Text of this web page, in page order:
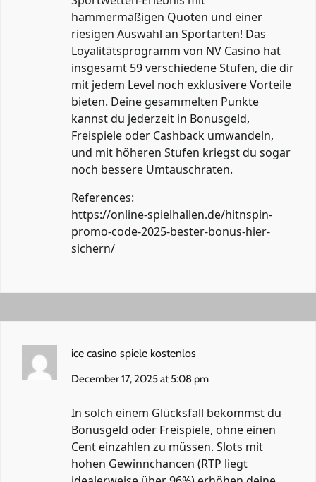
hammermäßigen Quoten und einer
riesigen Auswahl an Sportarten! Das
Loyalitätsprogramm von NV Casino hat
insgesamt 59 verschiedene Stufen, die dir
mit jedem Level noch exklusivere Vorteile
bieten. Deine gesammelten Punkte
kannst du jederzeit in Bonusgeld,
Freispiele oder Cashback umwandeln,
und mit höheren Stufen kriegst du sogar
noch bessere Umtauschraten.
References:
https://online-spielhallen.de/hitnspin-
promo-code-2025-bester-bonus-hier-
sichern/
ice casino spiele kostenlos
December 17, 2025 at 5:08 pm
In solch einem Glücksfall bekommst du
Bonusgeld oder Freispiele, ohne einen
Cent einzahlen zu müssen. Slots mit
hohen Gewinnchancen (RTP liegt